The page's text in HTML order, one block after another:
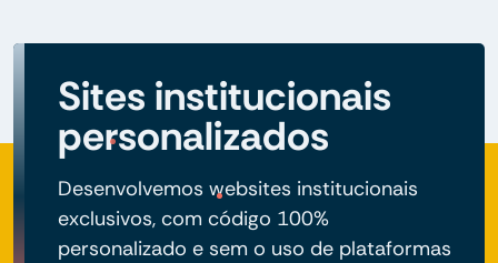
Sites institucionais
personalizados
Desenvolvemos websites institucionais
exclusivos, com código 100%
personalizado e sem o uso de plataformas